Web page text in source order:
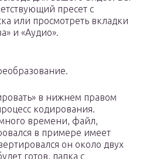
пресет с
или просмотреть вкладки
и «Аудио».
в нижнем правом
кодирования.
времени, файл,
в примере имеет
он около двух
готов, папка с